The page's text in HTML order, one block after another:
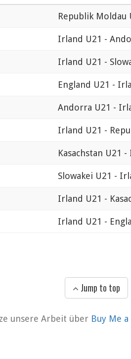
Republik Moldau
Irland U21 -
Irland U21 -
England U21 -
Andorra U21 -
Irland U21 -
Kasachstan U21
Slowakei U21 -
Irland U21 -
Irland U21 -
Jump to top
unsere Arbeit über Buy Me